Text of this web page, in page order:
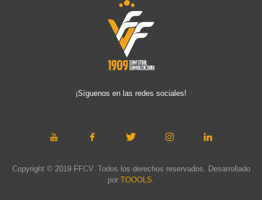
¡Síguenos en las redes sociales!
Copyright © 2019 FFCV. Todos los derechos reservados. Desarrollado
por TOOOLS.